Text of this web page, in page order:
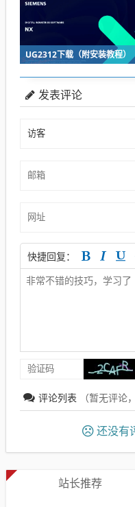
UG2312下载（附安装教程）
发表评论
快捷回复：
评论列表 （暂无评论，
还没有
站长推荐